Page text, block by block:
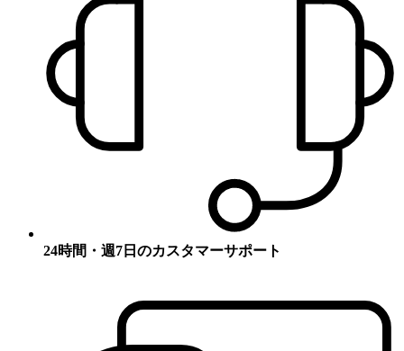
24時間・週7日のカスタマーサポート